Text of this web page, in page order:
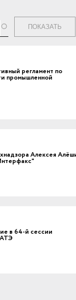
регламент по
промышленной
Алексея
в 64-й сессии